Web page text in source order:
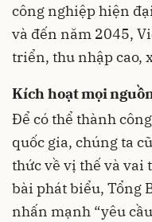
công nghiệp hiện
và đến năm 2045,
triển, thu nhập cao,
Kích hoạt mọi
Để có thể thành
quốc gia, chúng ta
thức về vị thế và vai
bài phát biểu, Tổng
nhấn mạnh “yêu